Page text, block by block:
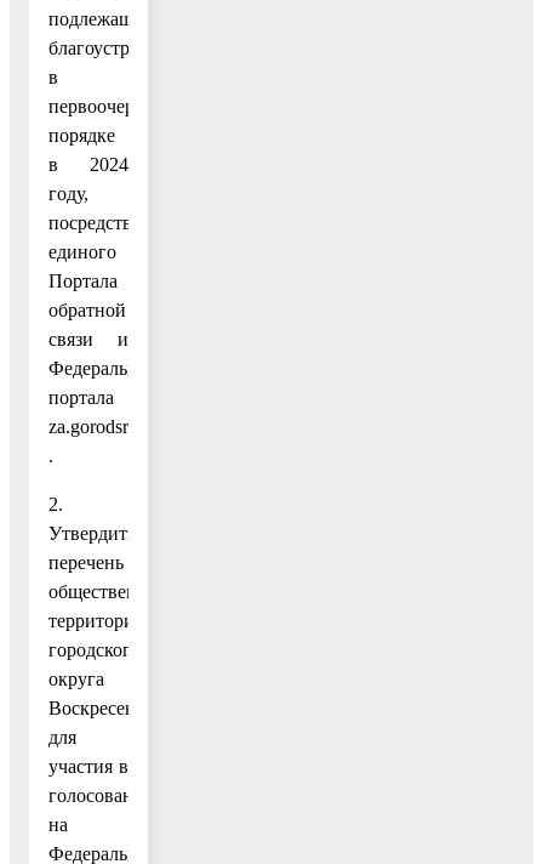
подлежащих
благоустройству
в
первоочередном
порядке
в 2024
году,
посредством
единого
Портала
обратной
связи и
Федерального
портала
za.gorodsreda.ru
.
2.
Утвердить
перечень
общественных
территорий
городского
округа
Воскресенск
для
участия в
голосовании
на
Федеральном